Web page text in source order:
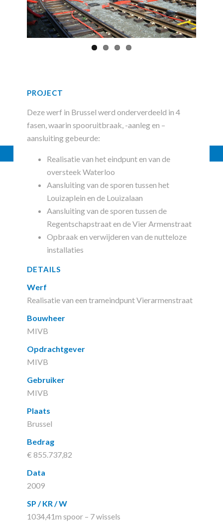
Previous Next
PROJECT
Deze werf in Brussel werd onderverdeeld in 4
fasen, waarin spooruitbraak, -aanleg en –
aansluiting gebeurde:
Realisatie van het eindpunt en van de
oversteek Waterloo
Aansluiting van de sporen tussen het
Louizaplein en de Louizalaan
Aansluiting van de sporen tussen de
Regentschapstraat en de Vier Armenstraat
Opbraak en verwijderen van de nutteloze
installaties
DETAILS
Werf
Realisatie van een trameindpunt Vierarmenstraat
Bouwheer
MIVB
Opdrachtgever
MIVB
Gebruiker
MIVB
Plaats
Brussel
Bedrag
€ 855.737,82
Data
2009
SP / KR / W
1034,41m spoor – 7 wissels